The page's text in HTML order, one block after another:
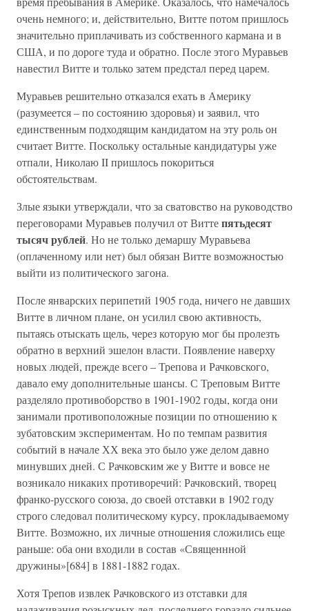
очень немного; и, действительно, Витте потом пришлось
значительно приплачивать из собственного кармана и в
США, и по дороге туда и обратно. После этого Муравьев
навестил Витте и только затем предстал перед царем.
Муравьев решительно отказался ехать в Америку
(разумеется – по состоянию здоровья) и заявил, что
единственным подходящим кандидатом на эту роль он
считает Витте. Поскольку остальные кандидатуры уже
отпали, Николаю II пришлось покориться
обстоятельствам.
Злые языки утверждали, что за сватовство на руководство
переговорами Муравьев получил от Виттепятьдесят
тысяч рублей. Но не только демаршу Муравьева
(оплаченному или нет) был обязан Витте возможностью
выйти из политического загона.
После январских перипетий 1905 года, ничего не давших
Витте в личном плане, он усилил свою активность,
пытаясь отыскать щель, через которую мог бы пролезть
обратно в верхний эшелон власти. Появление наверху
новых людей, прежде всего – Трепова и Рачковского,
давало ему дополнительные шансы. С Треповым Витте
разделяло противоборство в 1901-1902 годы, когда они
занимали противоположные позиции по отношению к
зубатовским экспериментам. Но по темпам развития
событий в начале ХХ века это было уже делом давно
минувших дней. С Рачковским же у Витте и вовсе не
возникало никаких противоречий: Рачковский, творец
франко-русского союза, до своей отставки в 1902 году
строго следовал политическому курсу, прокладываемому
Витте. Возможно, их личные отношения сложились еще
раньше: оба они входили в состав «Священнной
дружины»[684] в 1881-1882 годах.
Хотя Трепов извлек Рачковского из отставки для